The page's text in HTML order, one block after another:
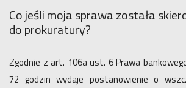
Co jeśli moja sprawa została
do prokuratury?
Zgodnie z art. 106a ust. 6 Prawa
72 godzin wydaje postanowienie o